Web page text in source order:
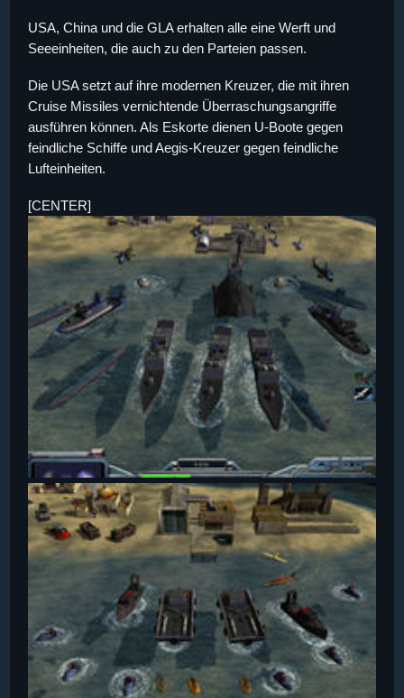
USA, China und die GLA erhalten alle eine Werft und
Seeeinheiten, die auch zu den Parteien passen.
Die USA setzt auf ihre modernen Kreuzer, die mit ihren
Cruise Missiles vernichtende Überraschungsangriffe
ausführen können. Als Eskorte dienen U-Boote gegen
feindliche Schiffe und Aegis-Kreuzer gegen feindliche
Lufteinheiten.
[CENTER]